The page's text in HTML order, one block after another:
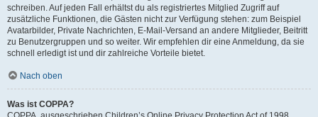
schreiben. Auf jeden Fall erhältst du als registriertes Mitglied Zugriff auf
zusätzliche Funktionen, die Gästen nicht zur Verfügung stehen: zum Beispiel
Avatarbilder, Private Nachrichten, E-Mail-Versand an andere Mitglieder, Beitritt
zu Benutzergruppen und so weiter. Wir empfehlen dir eine Anmeldung, da sie
schnell erledigt ist und dir zahlreiche Vorteile bietet.
Nach oben
Was ist COPPA?